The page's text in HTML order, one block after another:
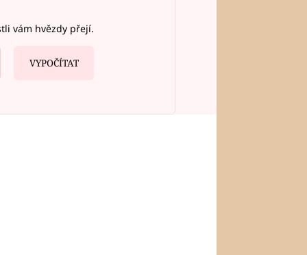
vám hvězdy přejí.
VYPOČÍTAT